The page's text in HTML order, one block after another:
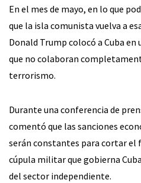
En el mes de mayo, en lo que
que la isla comunista vuelva a
Donald Trump colocó a Cuba
que no colaboran
terrorismo.
Durante una conferencia de
comentó que las sanciones
serán constantes para cortar el
cúpula militar que gobierna
del sector independiente.